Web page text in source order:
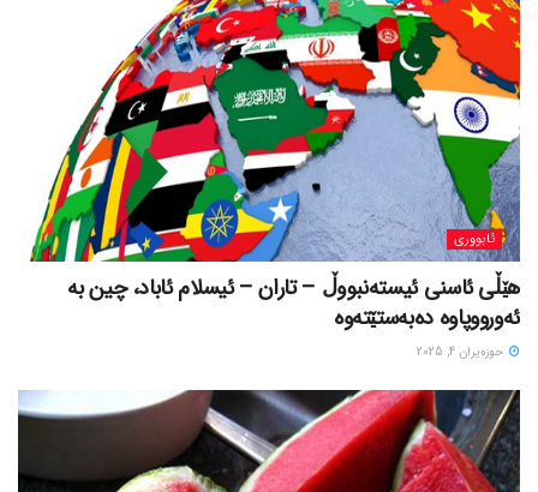
ئابووری
هێڵی ئاسنی ئیستەنبووڵ – تاران – ئیسلام ئاباد، چین بە
ئەورووپاوە دەبەستێتەوە
حوزه‌یران 4, 2025